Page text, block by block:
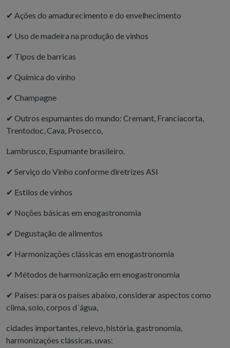
✔ Ações do amadurecimento e do envelhecimento
✔ Uso de madeira na produção de vinhos
✔ Tipos de barricas
✔ Química do vinho
✔ Champagne
✔ Outros espumantes do mundo: Cremant, Franciacorta,
Trentodoc, Cava, Prosecco,
Lambrusco, Espumante brasileiro.
✔ Serviço do Vinho conforme diretrizes ASI
✔ Estilos de vinhos
✔ Noções básicas em enogastronomia
✔ Degustação de alimentos
✔ Harmonizações clássicas em enogastronomia
✔ Métodos de harmonização em enogastronomia
✔ Países: para os países abaixo, considerar aspectos como
clima, solo, corpos d´água,
cidades importantes, relevo, história, gastronomia,
harmonizações clássicas, uvas: